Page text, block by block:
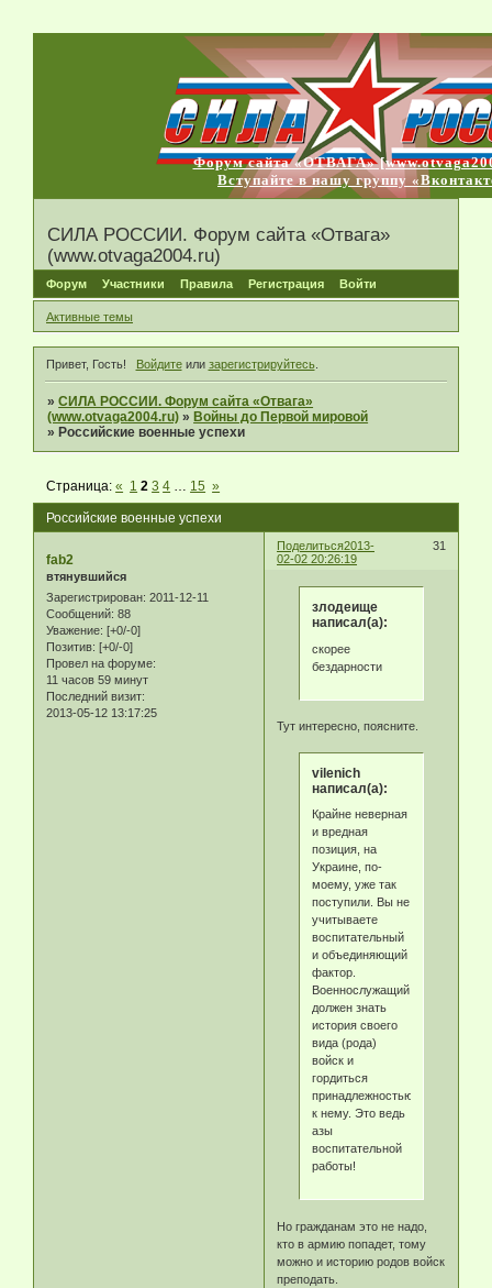
Форум сайта «ОТВАГА»
Вступайте в нашу группу
СИЛА РОССИИ. Форум сайта «Отвага»
(www.otvaga2004.ru)
Форум Участники Правила Регистрация Войти
Активные темы
Привет, Гость! Войдитеили зарегистрируйтесь.
»СИЛА РОССИИ. Форум сайта «Отвага»
(www.otvaga2004.ru) » Войны до Первой мировой
» Российские военные успехи
Российские военные успехи
Страница:« 1 2 3 4 15 »
Поделиться 31
2013-
02-02 20:26:19
fab2
втянувшийся
Зарегистрирован: 2011-12-11
Сообщений: 88
Уважение: [+0/-0]
Позитив: [+0/-0]
Провел на форуме:
11 часов 59 минут
Последний визит:
2013-05-12 13:17:25
злодеище
написал(а):
скорее
бездарности
Тут интересно, поясните.
vilenich
написал(а):
Крайне неверная
и вредная
позиция, на
Украине, по-
моему, уже так
поступили. Вы не
учитываете
воспитательный
и объединяющий
фактор.
Военнослужащий
должен знать
история своего
вида (рода)
войск и
гордиться
принадлежностью
к нему. Это ведь
азы
воспитательной
работы!
Но гражданам это не надо,
кто в армию попадет, тому
можно и историю родов войск
преподать.